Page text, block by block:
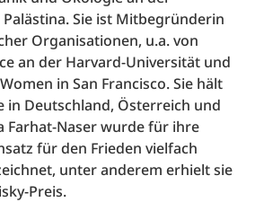
Sie ist Mitbegründerin
Organisationen, u.a. von
an der Harvard-Universität und
in San Francisco. Sie hält
in Deutschland, Österreich und
Farhat-Naser wurde für ihre
für den Frieden vielfach
unter anderem erhielt sie
Preis.